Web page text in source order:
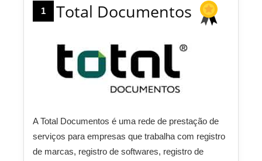
1 Total Documentos
A Total Documentos é uma rede de prestação de
serviços para empresas que trabalha com registro
de marcas, registro de softwares, registro de